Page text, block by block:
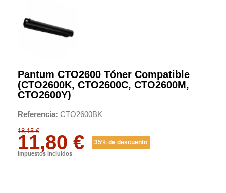
Pantum CTO2600 Tóner Compatible
(CTO2600K, CTO2600C, CTO2600M,
CTO2600Y)
Referencia CTO2600BK
18,15 €
11,80 € 35% de descuento
Impuestos incluidos